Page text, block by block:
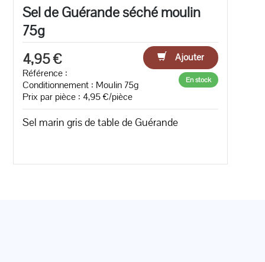
Sel de Guérande séché moulin
75g
4,95 €
Ajouter
Référence :
Conditionnement : Moulin 75g
Prix par pièce : 4,95 €/pièce
En stock
Sel marin gris de table de Guérande